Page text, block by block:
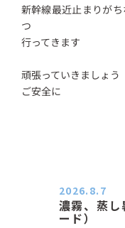
新幹線最近止まりが
つ
行ってきます
頑張っていきましょう
ご安全に
濃霧、蒸
ード）
2026.8.7